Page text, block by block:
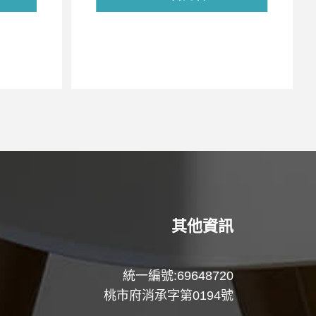
其他資訊
統一編號:69648720
桃市府消承字第0194號